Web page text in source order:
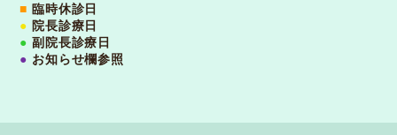
■ 臨時休診日
● 院長診療日
● 副院長診療日
● お知らせ欄参照